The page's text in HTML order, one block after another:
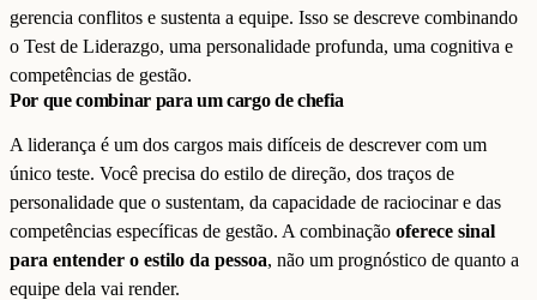
gerencia conflitos e sustenta a equipe. Isso se descreve combinando
o Test de Liderazgo, uma personalidade profunda, uma cognitiva e
competências de gestão.
Por que combinar para um cargo de chefia
A liderança é um dos cargos mais difíceis de descrever com um
único teste. Você precisa do estilo de direção, dos traços de
personalidade que o sustentam, da capacidade de raciocinar e das
competências específicas de gestão. A combinação oferece sinal
para entender o estilo da pessoa, não um prognóstico de quanto a
equipe dela vai render.